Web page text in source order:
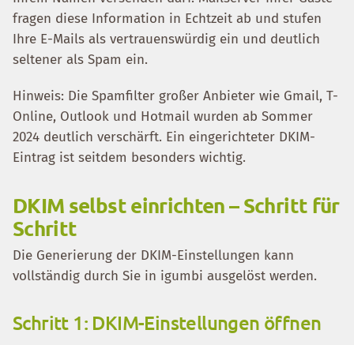
fragen diese Information in Echtzeit ab und stufen
Ihre E-Mails als vertrauenswürdig ein und deutlich
seltener als Spam ein.
Hinweis: Die Spamfilter großer Anbieter wie Gmail, T-
Online, Outlook und Hotmail wurden ab Sommer
2024 deutlich verschärft. Ein eingerichteter DKIM-
Eintrag ist seitdem besonders wichtig.
DKIM selbst einrichten – Schritt für
Schritt
Die Generierung der DKIM-Einstellungen kann
vollständig durch Sie in igumbi ausgelöst werden.
Schritt 1: DKIM-Einstellungen öffnen